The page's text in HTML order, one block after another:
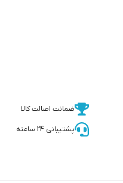
ضمانت اصالت کالا
پشتیبانی 24 ساعته